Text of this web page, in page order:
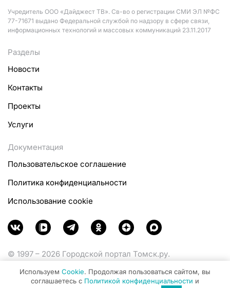
Учредитель ООО «Дайджест ТВ». Св-во о регистрации СМИ ЭЛ №ФС
77-71671 выдано Федеральной службой по надзору в сфере связи,
информационных технологий и массовых коммуникаций 23.11.2017
Разделы
Новости
Контакты
Проекты
Услуги
Документация
Пользовательское соглашение
Политика конфиденциальности
Использование cookie
© 1997 – 2026 Городской портал Томск.ру.
Министерства цифрового развития, связи и массовых
Используем Cookie. Продолжая пользоваться сайтом, вы
соглашаетесь с Политикой конфиденциальности и